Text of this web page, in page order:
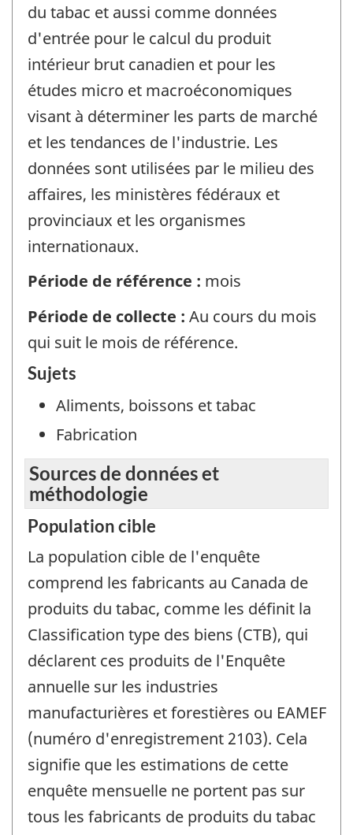
du tabac et aussi comme données
d'entrée pour le calcul du produit
intérieur brut canadien et pour les
études micro et macroéconomiques
visant à déterminer les parts de marché
et les tendances de l'industrie. Les
données sont utilisées par le milieu des
affaires, les ministères fédéraux et
provinciaux et les organismes
internationaux.
Période de référence : mois
Période de collecte : Au cours du mois
qui suit le mois de référence.
Sujets
Aliments, boissons et tabac
Fabrication
Sources de données et
méthodologie
Population cible
La population cible de l'enquête
comprend les fabricants au Canada de
produits du tabac, comme les définit la
Classification type des biens (CTB), qui
déclarent ces produits de l'Enquête
annuelle sur les industries
manufacturières et forestières ou EAMEF
(numéro d'enregistrement 2103). Cela
signifie que les estimations de cette
enquête mensuelle ne portent pas sur
tous les fabricants de produits du tabac